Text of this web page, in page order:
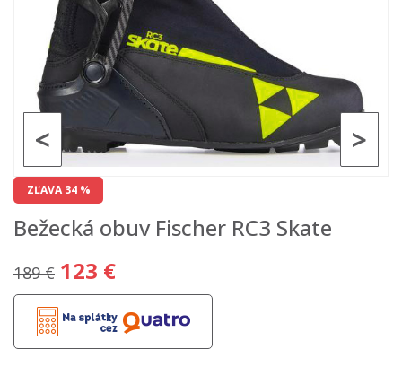
>
<
ZĽAVA 34 %
Bežecká obuv Fischer RC3 Skate
189 € 123 €